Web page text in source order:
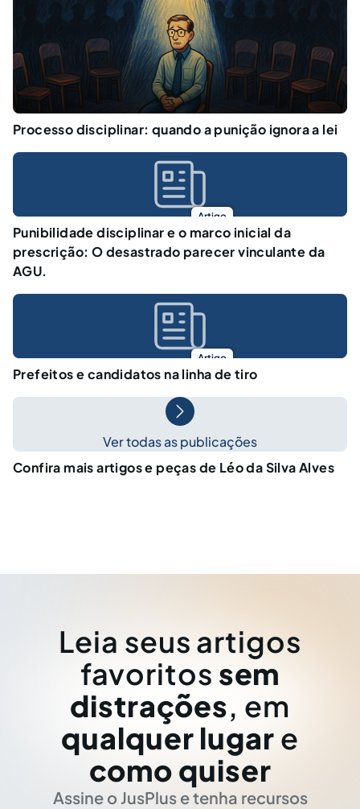
Processo disciplinar: quando a punição ignora a lei
Artigo
Punibilidade disciplinar e o marco inicial da
prescrição: O desastrado parecer vinculante da
AGU.
Artigo
Prefeitos e candidatos na linha de tiro
Ver todas as publicações
Confira mais artigos e peças de Léo da Silva Alves
Leia seus artigos
favoritos sem
distrações, em
qualquer lugar e
como quiser
Assine o JusPlus e tenha recursos